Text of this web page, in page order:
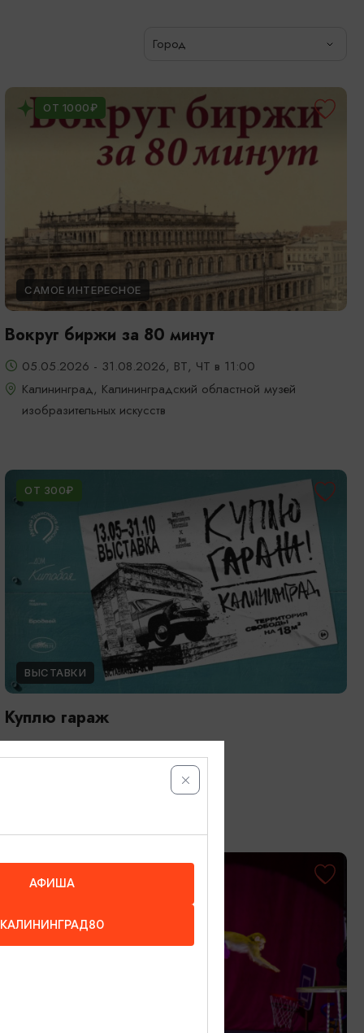
Город
ОТ 1000₽
САМОЕ ИНТЕРЕСНОЕ
Вокруг биржи за 80 минут
05.05.2026 - 31.08.2026, ВТ, ЧТ в 11:00
Калининград, Калининградский областной музей
изобразительных искусств
ОТ 300₽
ВЫСТАВКИ
Куплю гараж
Калининград, Музей «Дом китобоя»
АФИША
КАЛИНИНГРАД80